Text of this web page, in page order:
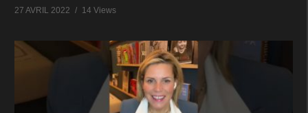
27 AVRIL 2022 14 Views